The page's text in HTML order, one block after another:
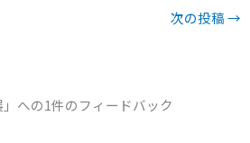
次の投稿→
」への1件のフィードバック